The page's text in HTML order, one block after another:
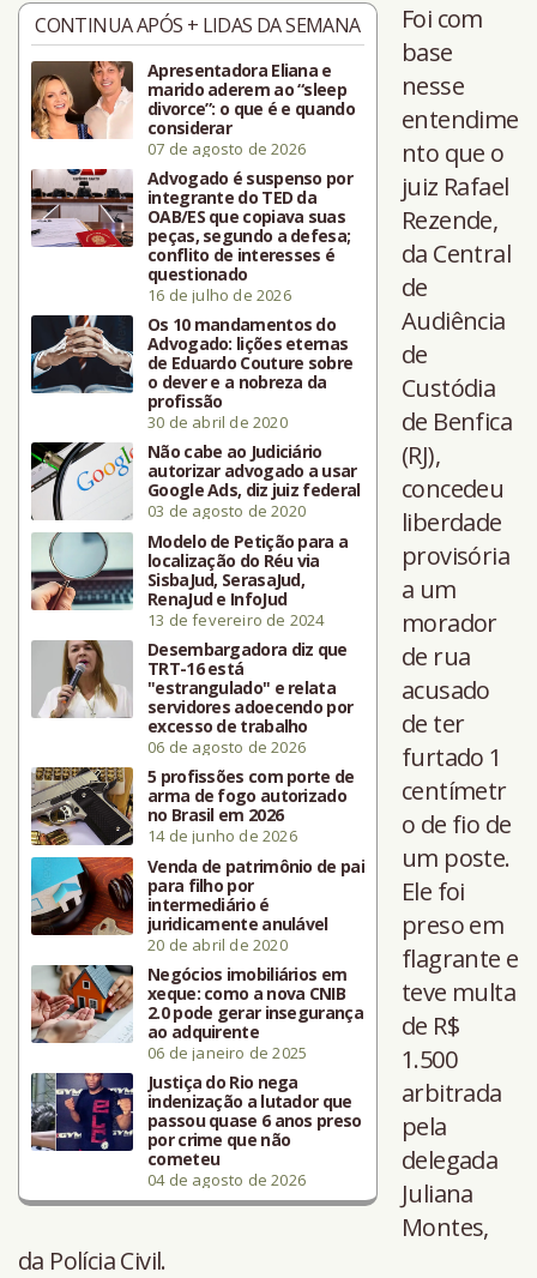
CONTINUA APÓS + LIDAS DA SEMANA
Apresentadora Eliana e
marido aderem ao “sleep
divorce”: o que é e quando
considerar
07 de agosto de 2026
Advogado é suspenso por
integrante do TED da
OAB/ES que copiava suas
peças, segundo a defesa;
conflito de interesses é
questionado
16 de julho de 2026
Os 10 mandamentos do
Advogado: lições eternas
de Eduardo Couture sobre
o dever e a nobreza da
profissão
30 de abril de 2020
Não cabe ao Judiciário
autorizar advogado a usar
Google Ads, diz juiz federal
03 de agosto de 2020
Modelo de Petição para a
localização do Réu via
SisbaJud, SerasaJud,
RenaJud e InfoJud
13 de fevereiro de 2024
Desembargadora diz que
TRT-16 está
"estrangulado" e relata
servidores adoecendo por
excesso de trabalho
06 de agosto de 2026
5 profissões com porte de
arma de fogo autorizado
no Brasil em 2026
14 de junho de 2026
Venda de patrimônio de pai
para filho por
intermediário é
juridicamente anulável
20 de abril de 2020
Negócios imobiliários em
xeque: como a nova CNIB
2.0 pode gerar insegurança
ao adquirente
06 de janeiro de 2025
Justiça do Rio nega
indenização a lutador que
passou quase 6 anos preso
por crime que não
cometeu
04 de agosto de 2026
Foi com
base
nesse
entendime
nto que o
juiz Rafael
Rezende,
da Central
de
Audiência
de
Custódia
de Benfica
(RJ),
concedeu
liberdade
provisória
a um
morador
de rua
acusado
de ter
furtado 1
centímetr
o de fio de
um poste.
Ele foi
preso em
flagrante e
teve multa
de R$
1.500
arbitrada
pela
delegada
Juliana
Montes,
da Polícia Civil.